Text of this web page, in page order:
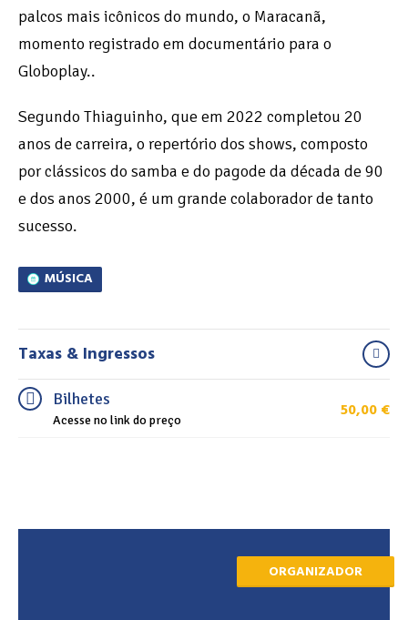
palcos mais icônicos do mundo, o Maracanã,
momento registrado em documentário para o
Globoplay..
Segundo Thiaguinho, que em 2022 completou 20
anos de carreira, o repertório dos shows, composto
por clássicos do samba e do pagode da década de 90
e dos anos 2000, é um grande colaborador de tanto
sucesso.
MÚSICA
Taxas & Ingressos
Bilhetes
Acesse no link do preço 50,00€
ORGANIZADOR